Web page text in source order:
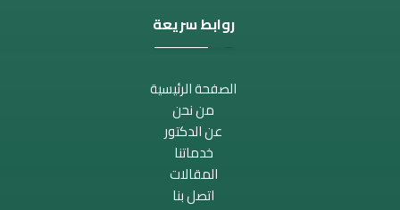
روابط سريعة
الصفحة الرئيسية
من نحن
عن الدكتور
خدماتنا
المقالات
اتصل بنا